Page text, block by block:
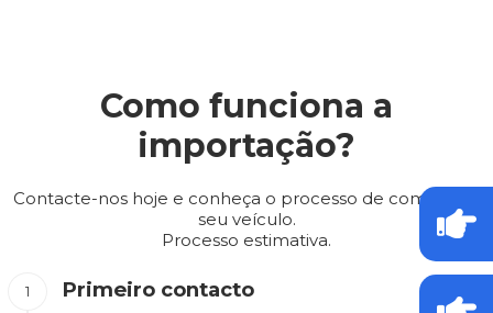
Como funciona a
importação?
Contacte-nos hoje e conheça o processo de compra do
seu veículo.
Processo estimativa.
Primeiro contacto